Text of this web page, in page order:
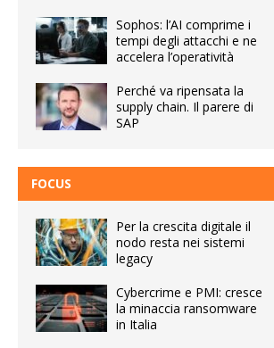
Sophos: l’AI comprime i
tempi degli attacchi e ne
accelera l’operatività
Perché va ripensata la
supply chain. Il parere di
SAP
FOCUS
Per la crescita digitale il
nodo resta nei sistemi
legacy
Cybercrime e PMI: cresce
la minaccia ransomware
in Italia